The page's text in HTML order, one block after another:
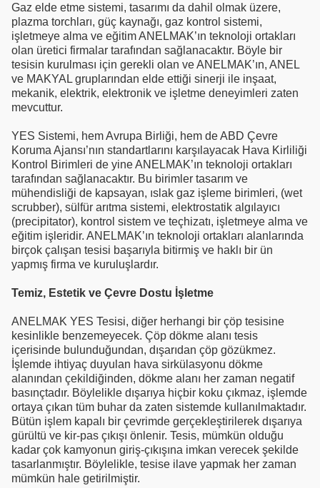
Gaz elde etme sistemi, tasarımı da dahil olmak üzere,
plazma torchları, güç kaynağı, gaz kontrol sistemi,
işletmeye alma ve eğitim ANELMAK’ın teknoloji ortakları
olan üretici firmalar tarafından sağlanacaktır. Böyle bir
tesisin kurulması için gerekli olan ve ANELMAK’ın, ANEL
ve MAKYAL gruplarından elde ettiği sinerji ile inşaat,
mekanik, elektrik, elektronik ve işletme deneyimleri zaten
mevcuttur.
YES Sistemi, hem Avrupa Birliği, hem de ABD Çevre
Koruma Ajansı’nın standartlarını karşılayacak Hava Kirliliği
Kontrol Birimleri de yine ANELMAK’ın teknoloji ortakları
tarafından sağlanacaktır. Bu birimler tasarım ve
mühendisliği de kapsayan, ıslak gaz işleme birimleri, (wet
scrubber), sülfür arıtma sistemi, elektrostatik algılayıcı
(precipitator), kontrol sistem ve teçhizatı, işletmeye alma ve
eğitim işleridir. ANELMAK’ın teknoloji ortakları alanlarında
birçok çalışan tesisi başarıyla bitirmiş ve haklı bir ün
yapmış firma ve kuruluşlardır.
Temiz, Estetik ve Çevre Dostu İşletme
ANELMAK YES Tesisi, diğer herhangi bir çöp tesisine
kesinlikle benzemeyecek. Çöp dökme alanı tesis
içerisinde bulunduğundan, dışarıdan çöp gözükmez.
İşlemde ihtiyaç duyulan hava sirkülasyonu dökme
alanından çekildiğinden, dökme alanı her zaman negatif
basınçtadır. Böylelikle dışarıya hiçbir koku çıkmaz, işlemde
ortaya çıkan tüm buhar da zaten sistemde kullanılmaktadır.
Bütün işlem kapalı bir çevrimde gerçekleştirilerek dışarıya
gürültü ve kir-pas çıkışı önlenir. Tesis, mümkün olduğu
kadar çok kamyonun giriş-çıkışına imkan verecek şekilde
tasarlanmıştır. Böylelikle, tesise ilave yapmak her zaman
mümkün hale getirilmiştir.